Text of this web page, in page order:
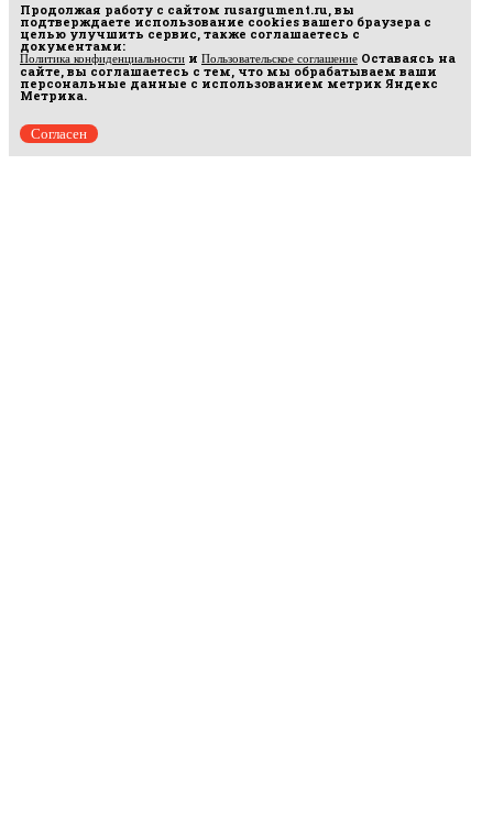
Продолжая работу с сайтом rusargument.ru, вы
подтверждаете использование cookies вашего браузера с
целью улучшить сервис, также соглашаетесь с
документами:
Политика конфиденциальности и Пользовательское соглашение Оставаясь на
сайте, вы соглашаетесь с тем, что мы обрабатываем ваши
персональные данные с использованием метрик Яндекс
Метрика.
Согласен